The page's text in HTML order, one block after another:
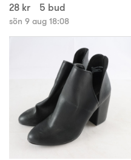
28 kr
5 bud
sön 9 aug 18:08